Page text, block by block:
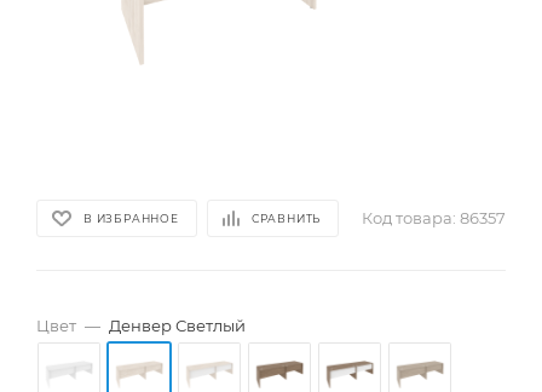
В ИЗБРАННОЕ СРАВНИТЬ Код товара: 86357
Цвет — Денвер Светлый